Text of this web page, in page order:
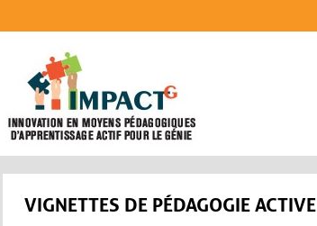
VIGNETTES DE PÉDAGOGIE ACTIVE